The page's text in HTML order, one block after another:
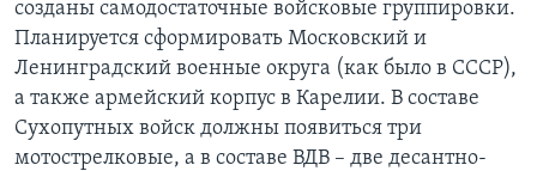
созданы самодостаточные войсковые группировки.
Планируется сформировать Московский и
Ленинградский военные округа (как было в СССР),
а также армейский корпус в Карелии. В составе
Сухопутных войск должны появиться три
мотострелковые, а в составе ВДВ – две десантно-